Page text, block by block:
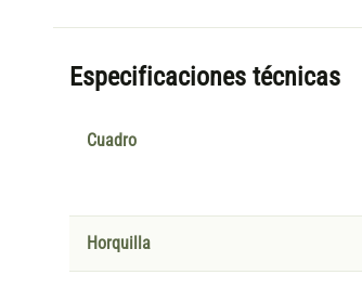
Especificaciones técnicas
Cuadro
Horquilla